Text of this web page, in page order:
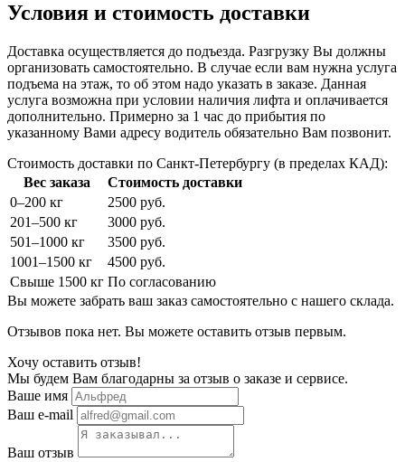
Условия и стоимость доставки
Доставка осуществляется до подъезда. Разгрузку Вы должны
организовать самостоятельно. В случае если вам нужна услуга
подъема на этаж, то об этом надо указать в заказе. Данная
услуга возможна при условии наличия лифта и оплачивается
дополнительно. Примерно за 1 час до прибытия по
указанному Вами адресу водитель обязательно Вам позвонит.
Стоимость доставки по Санкт-Петербургу (в пределах КАД):
Вес заказа
Стоимость доставки
0–200 кг
2500 руб.
201–500 кг
3000 руб.
501–1000 кг
3500 руб.
1001–1500 кг
4500 руб.
Свыше 1500 кг По согласованию
Вы можете забрать ваш заказ самостоятельно с нашего склада.
Отзывов пока нет. Вы можете оставить отзыв первым.
Хочу оставить отзыв!
Мы будем Вам благодарны за отзыв о заказе и сервисе.
Ваше имя
Ваш e-mail
Ваш отзыв